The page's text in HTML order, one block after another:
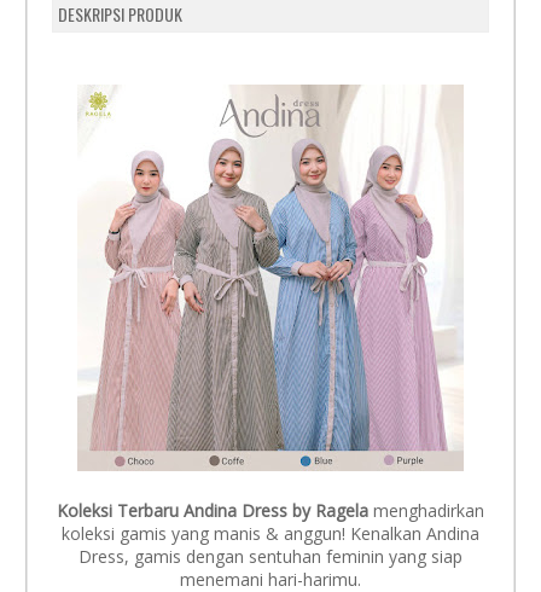
DESKRIPSI PRODUK
Koleksi Terbaru Andina Dress by Ragela menghadirkan
koleksi gamis yang manis & anggun! Kenalkan Andina
Dress, gamis dengan sentuhan feminin yang siap
menemani hari-harimu.